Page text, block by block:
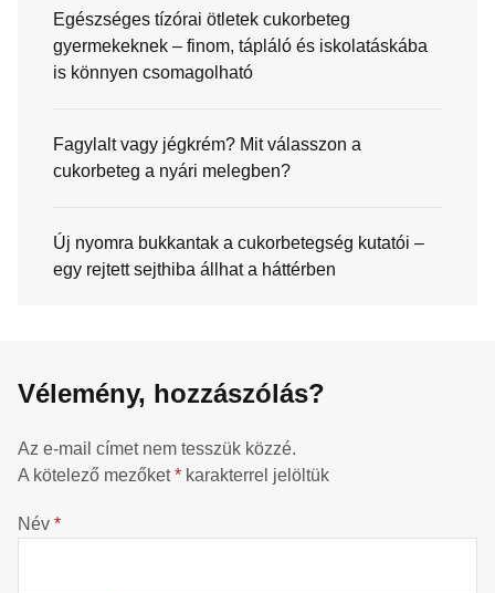
Egészséges tízórai ötletek cukorbeteg
gyermekeknek – finom, tápláló és iskolatáskába
is könnyen csomagolható
Fagylalt vagy jégkrém? Mit válasszon a
cukorbeteg a nyári melegben?
Új nyomra bukkantak a cukorbetegség kutatói –
egy rejtett sejthiba állhat a háttérben
Vélemény, hozzászólás?
Az e-mail címet nem tesszük közzé.
A kötelező mezőket* karakterrel jelöltük
Név *